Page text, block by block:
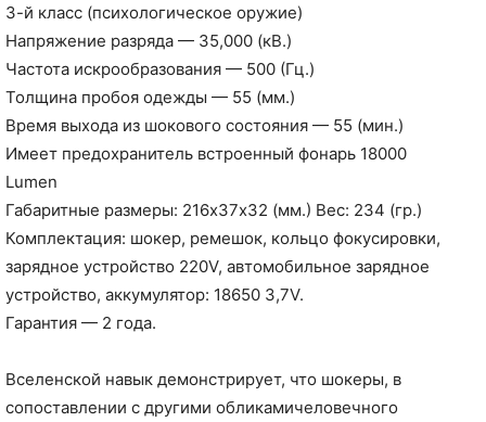
3-й класс (психологическое оружие)
Напряжение разряда — 35,000 (кВ.)
Частота искрообразования — 500 (Гц.)
Толщина пробоя одежды — 55 (мм.)
Время выхода из шокового состояния — 55 (мин.)
Имеет предохранитель встроенный фонарь 18000
Lumen
Габаритные размеры: 216х37х32 (мм.) Вес: 234 (гр.)
Комплектация: шокер, ремешок, кольцо фокусировки,
зарядное устройство 220V, автомобильное зарядное
устройство, аккумулятор: 18650 3,7V.
Гарантия — 2 года.
Вселенской навык демонстрирует, что шокеры, в
сопоставлении с другими обликамичеловечного